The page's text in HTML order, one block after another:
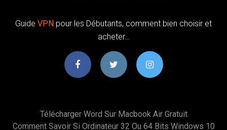
Guide VPN pour les Débutants, comment bien choisir et
acheter…
Télécharger Word Sur Macbook Air Gratuit
Comment Savoir Si Ordinateur 32 Ou 64 Bits Windows 10